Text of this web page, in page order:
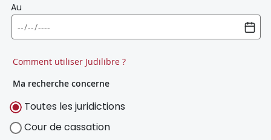
Au
Comment utiliser Judilibre ?
Ma recherche concerne
Toutes les juridictions
Cour de cassation